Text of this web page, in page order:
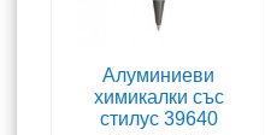
Алуминиеви
химикалки със
стилус 39640